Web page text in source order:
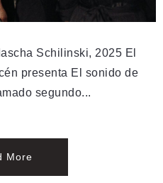
Schilinski, 2025 El
presenta El sonido de
segundo...
More